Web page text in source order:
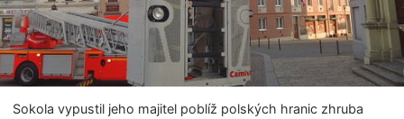
Sokola vypustil jeho majitel poblíž polských hranic zhruba